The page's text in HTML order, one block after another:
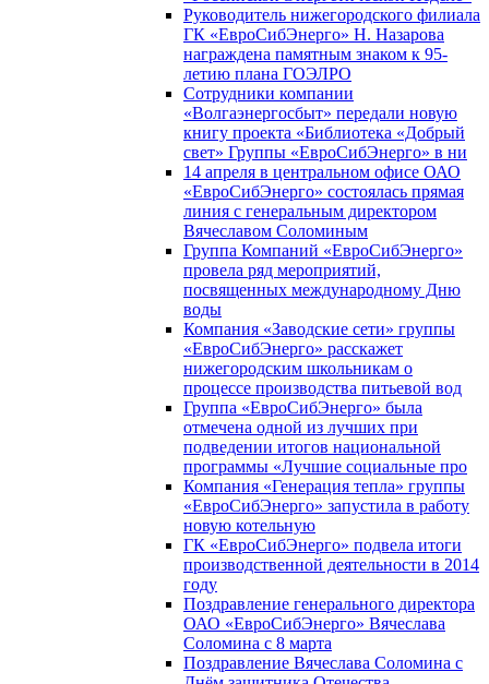
Руководитель нижегородского филиала
ГК «ЕвроСибЭнерго» Н. Назарова
награждена памятным знаком к 95-
летию плана ГОЭЛРО
Сотрудники компании
«Волгаэнергосбыт» передали новую
книгу проекта «Библиотека «Добрый
свет» Группы «ЕвроСибЭнерго» в ни
14 апреля в центральном офисе ОАО
«ЕвроСибЭнерго» состоялась прямая
линия с генеральным директором
Вячеславом Соломиным
Группа Компаний «ЕвроСибЭнерго»
провела ряд мероприятий,
посвященных международному Дню
воды
Компания «Заводские сети» группы
«ЕвроСибЭнерго» расскажет
нижегородским школьникам о
процессе производства питьевой вод
Группа «ЕвроСибЭнерго» была
отмечена одной из лучших при
подведении итогов национальной
программы «Лучшие социальные про
Компания «Генерация тепла» группы
«ЕвроСибЭнерго» запустила в работу
новую котельную
ГК «ЕвроСибЭнерго» подвела итоги
производственной деятельности в 2014
году
Поздравление генерального директора
ОАО «ЕвроСибЭнерго» Вячеслава
Соломина с 8 марта
Поздравление Вячеслава Соломина с